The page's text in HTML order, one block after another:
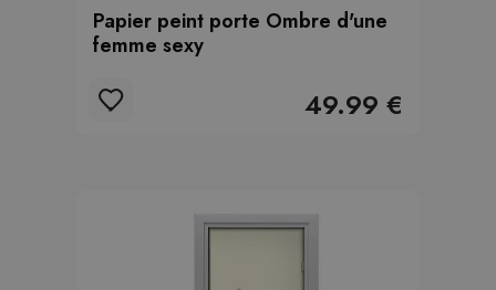
Papier peint porte Ombre d'une
femme sexy
49.99 €